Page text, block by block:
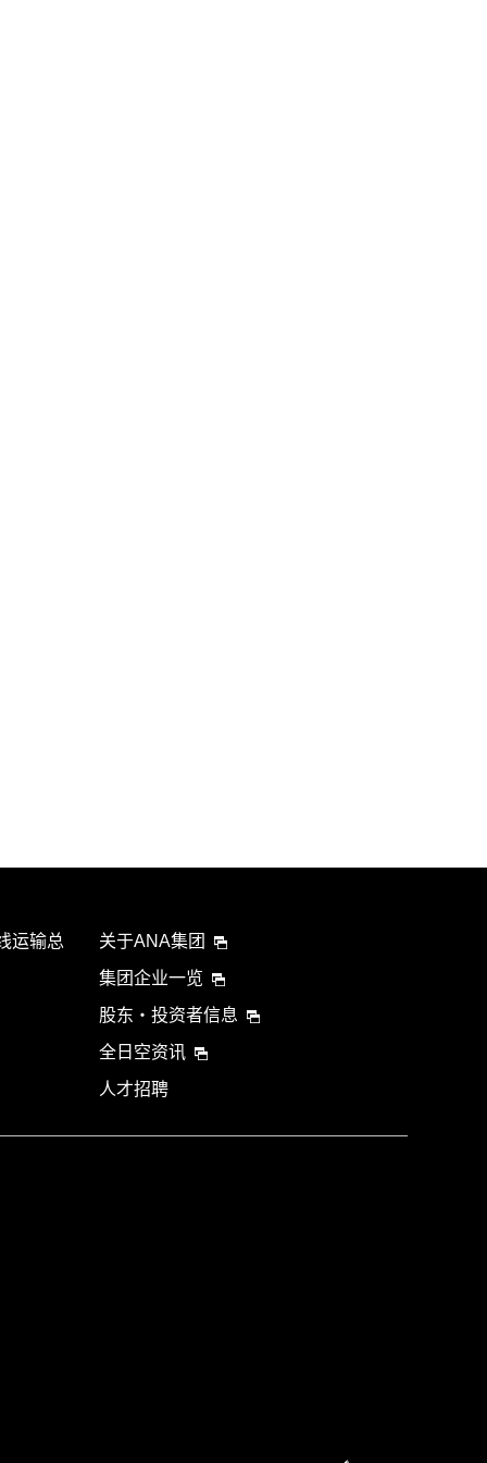
运输总
关于ANA集团
集团企业一览
股东・投资者信息
全日空资讯
人才招聘